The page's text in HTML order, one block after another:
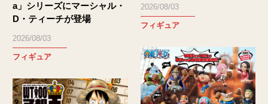
2026/08/03
フィギュア
a」シリーズにマーシャル・
D・ティーチが登場
2026/08/03
フィギュア